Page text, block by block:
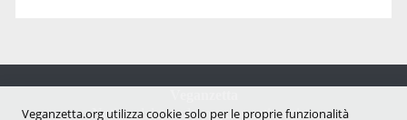
Notizie dal mondo vegan e antispecista
Veganzetta.org utilizza cookie solo per le proprie funzionalità